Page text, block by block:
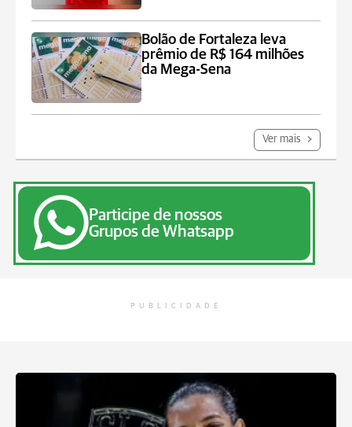
Bolão de Fortaleza leva
prêmio de R$ 164 milhões
da Mega-Sena
Ver mais
Participe de nossos
Grupos de Whatsapp
PUBLICIDADE